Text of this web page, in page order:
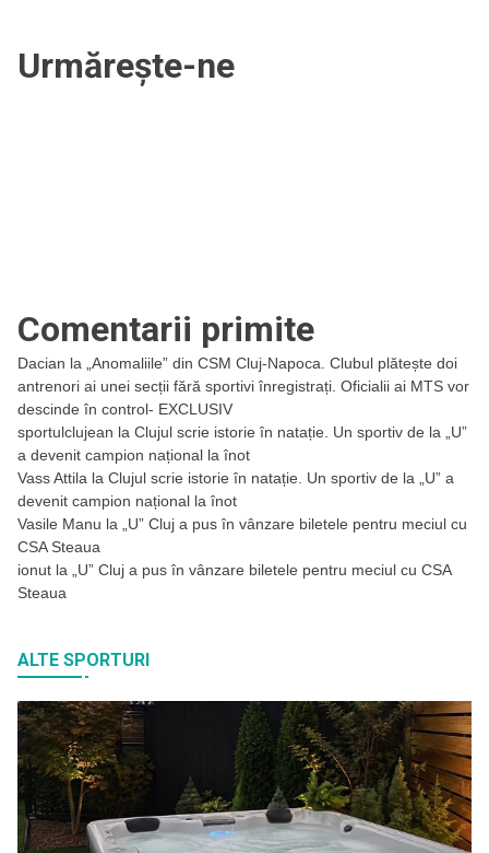
Urmărește-ne
Comentarii primite
Dacian la
„Anomaliile” din CSM Cluj-Napoca. Clubul plătește doi
antrenori ai unei secții fără sportivi înregistrați. Oficialii ai MTS vor
descinde în control- EXCLUSIV
sportulclujean la Clujul scrie istorie în natație. Un sportiv de la „U”
a devenit campion național la înot
Vass Attila la Clujul scrie istorie în natație. Un sportiv de la „U” a
devenit campion național la înot
Vasile Manu la
„U” Cluj a pus în vânzare biletele pentru meciul cu
CSA Steaua
ionut la
„U” Cluj a pus în vânzare biletele pentru meciul cu CSA
Steaua
ALTE SPORTURI